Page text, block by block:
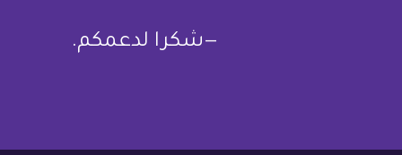
—شكرا لدعمكم.